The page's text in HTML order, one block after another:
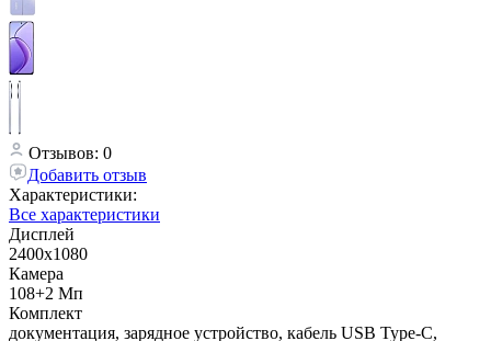
Отзывов: 0
Добавить отзыв
Характеристики:
Все характеристики
Дисплей
2400х1080
Камера
108+2 Мп
Комплект
документация, зарядное устройство, кабель USB Type-C,